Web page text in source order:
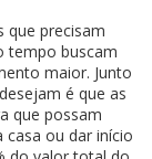
que precisam
tempo buscam
maior. Junto
é que as
que possam
ou dar início